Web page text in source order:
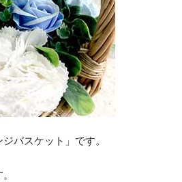
バスケット」です。